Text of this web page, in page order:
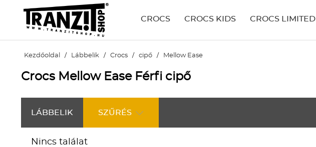
CROCS CROCS KIDS CROCS LIMITED
Kezdőoldal / Lábbelik / Crocs / cipő / Mellow Ease
Crocs Mellow Ease Férfi cipő
LÁBBELIK SZŰRÉS
Nincs találat